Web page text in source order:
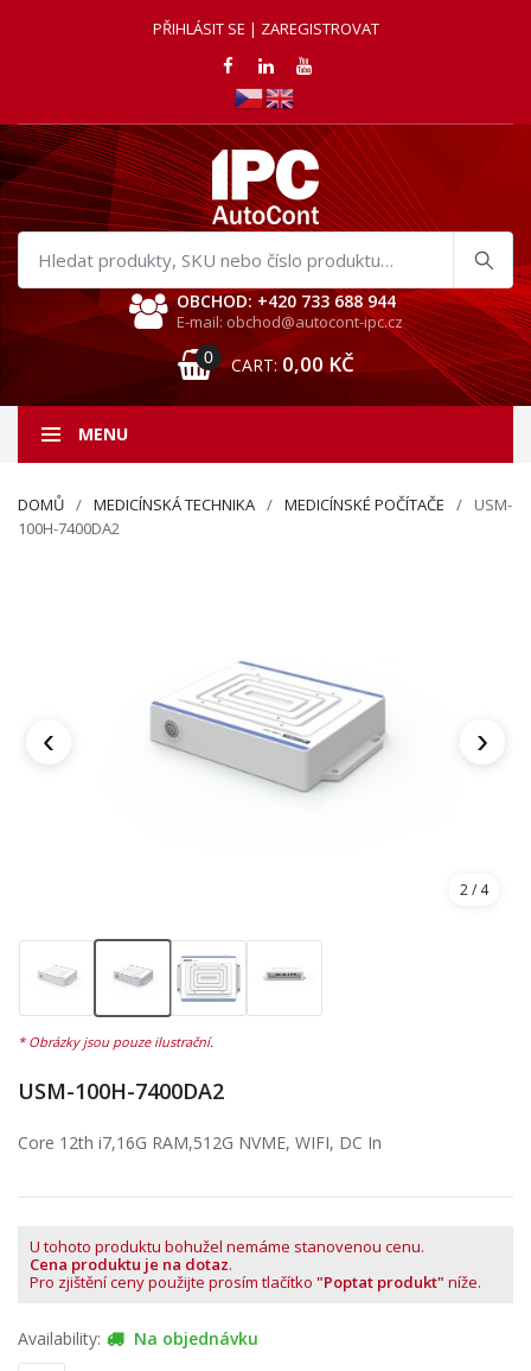
PŘIHLÁSIT SE | ZAREGISTROVAT
Hledat
produkty
OBCHOD: +420 733 688 944
E-mail: obchod@autocont-ipc.cz
0 CART: 0,00 KČ
MENU
DOMŮ MEDICÍNSKÁ TECHNIKA MEDICÍNSKÉ POČÍTAČE
USM-
100H-7400DA2
‹ ›
2/ 4
USM-100H-7400DA2
Core 12th i7,16G RAM,512G NVME, WIFI, DC In
U tohoto produktu bohužel nemáme stanovenou cenu.
Cena produktu je na dotaz.
Pro zjištění ceny použijte prosím tlačítko "Poptat produkt" níže.
Availability: Na objednávku